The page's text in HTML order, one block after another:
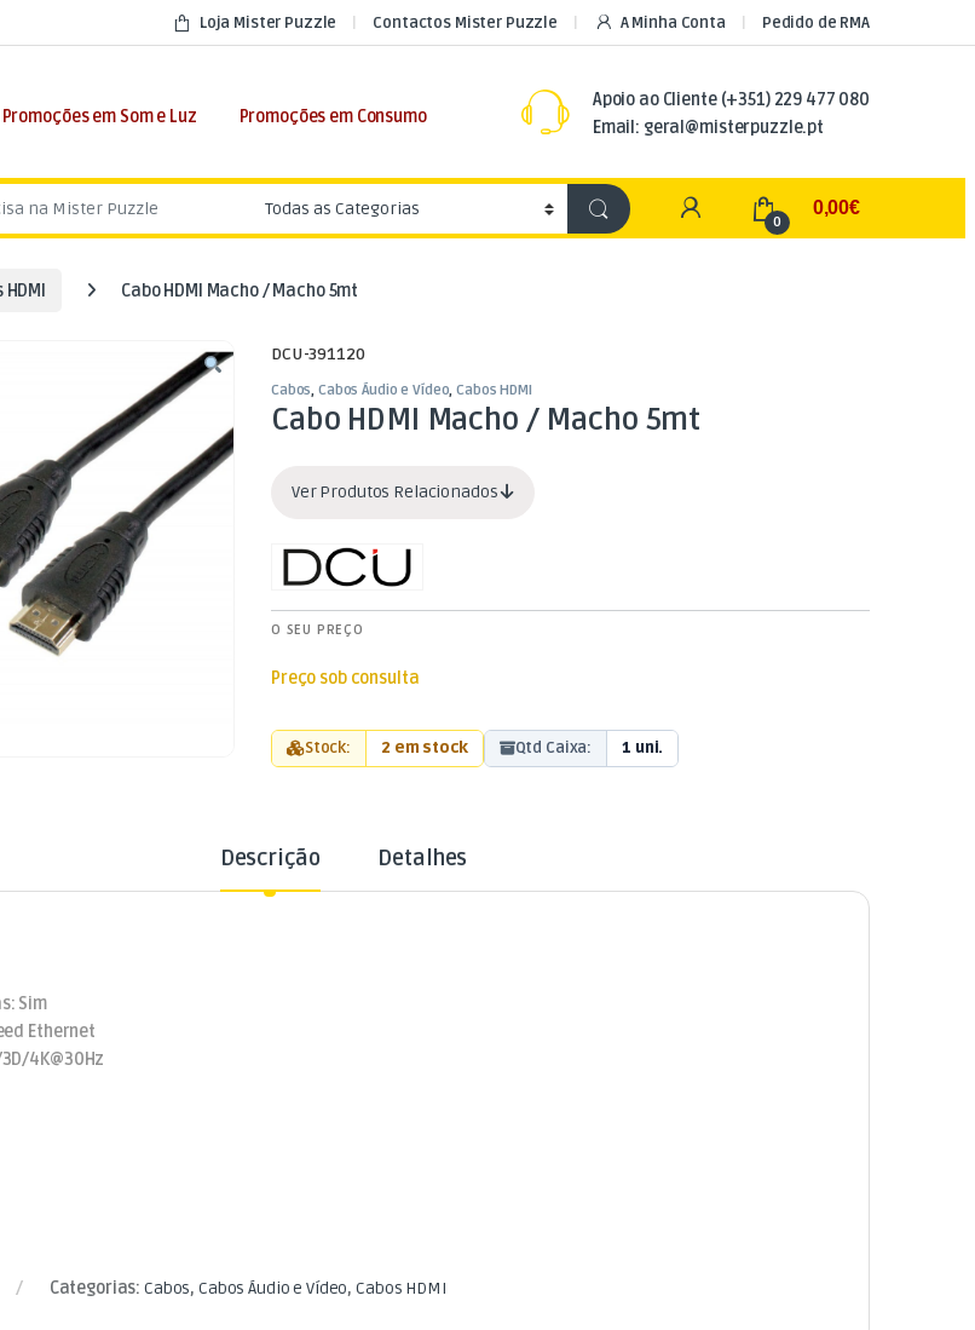
Loja Mister Puzzle Contactos Mister Puzzle A Minha Conta Pedido de RMA
Promoções em Som e Luz Promoções em Consumo
Apoio ao Cliente(+351) 229 477 080
Email: geral@misterpuzzle.pt
My Account
0
0,00€
Cabo HDMI Macho / Macho 5mt
DCU-391120
Cabos,Cabos Áudio e Vídeo,Cabos HDMI
Cabo HDMI Macho / Macho 5mt
Ver Produtos Relacionados
O SEU PREÇO
Preço sob consulta
Stock: 2 em stock Qtd Caixa: 1 uni.
Descrição Detalhes
Sim
Ethernet
4K@30Hz
Categorias: Cabos,Cabos Áudio e Vídeo,Cabos HDMI